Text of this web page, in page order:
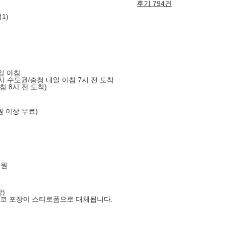
후기 794건
1)
아침
수도권/충청 내일 아침 7시 전 도착
8시 전 도착)
이상 무료)
)
포장이 스티로폼으로 대체됩니다.